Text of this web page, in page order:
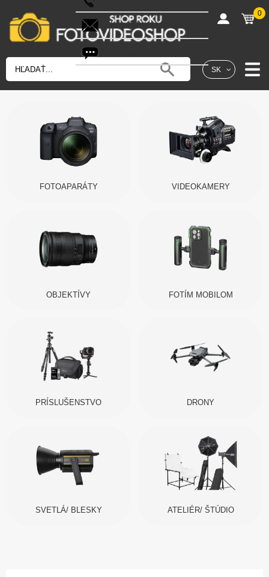
SK
shop@fotovideoshop.sk
0
FOTOAPARÁTY VIDEOKAMERY
OBJEKTÍVY FOTÍM MOBILOM
PRÍSLUŠENSTVO DRONY
SVETLÁ/ BLESKY ATELIÉR/ ŠTÚDIO